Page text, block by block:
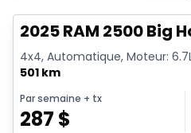
2025 RAM 2500 Big
4x4, Automatique, Moteur:
501 km
Par semaine + tx
287 $